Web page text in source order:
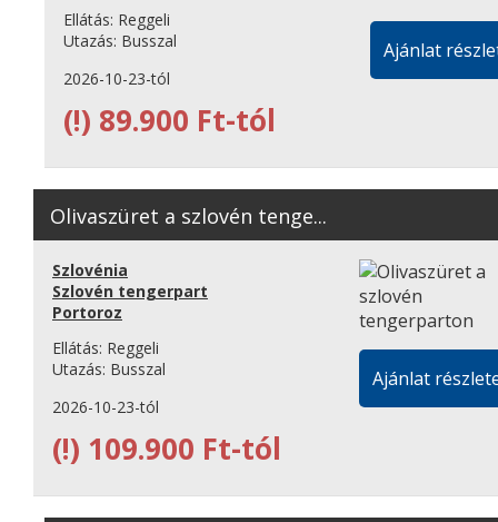
Ellátás: Reggeli
Utazás: Busszal
2026-10-23-tól
(!) 89.900 Ft-tól
Ajánlat
Olivaszüret a szlovén tenge...
Szlovénia
Szlovén tengerpart
Portoroz
Ellátás: Reggeli
Utazás: Busszal
2026-10-23-tól
(!) 109.900 Ft-tól
Ajánlat